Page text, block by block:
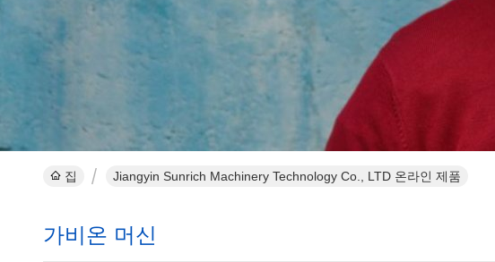
집 Jiangyin Sunrich Machinery Technology Co., LTD 온라인 제품
가비온 머신